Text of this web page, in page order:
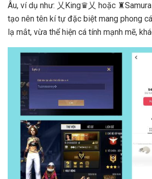
Âu, ví dụ như: 乂King♛乂 hoặc
tạo nên tên kí tự đặc biệt mang phong
lạ mắt, vừa thể hiện cá tính mạnh mẽ,